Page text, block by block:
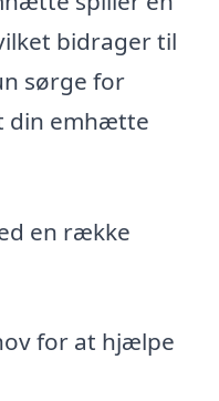
bidrager til
sørge for
din emhætte
en række
for at hjælpe